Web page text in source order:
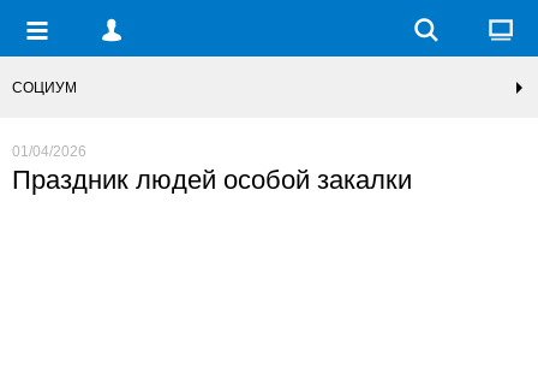
СОЦИУМ
01/04/2026
Праздник людей особой закалки